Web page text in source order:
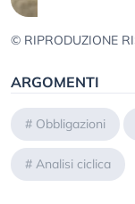
© RIPRODUZIONE
ARGOMENTI
# Obbligazioni
# Analisi ciclica